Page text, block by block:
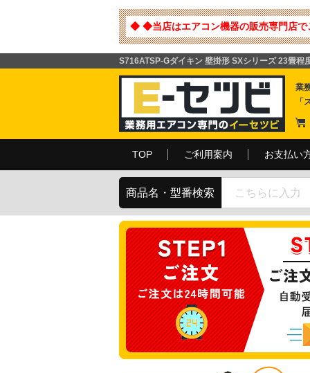
◆ ◆当店はエアコン機器の販売専門店で
S716ATSP-Gダイキン 壁掛形 SXシリーズ 23畳程
業
「
TOP ご利用案内 お支払い
商品名・型番検索